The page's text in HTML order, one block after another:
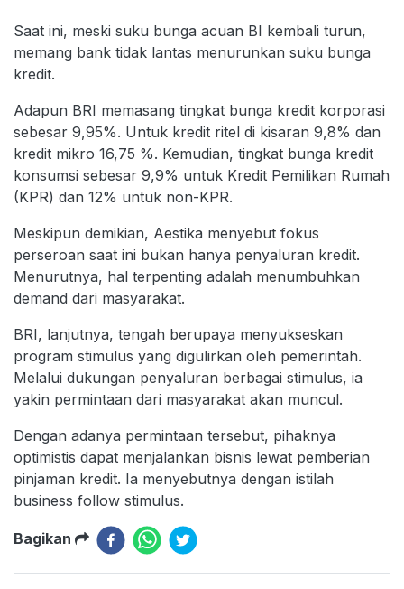
Saat ini, meski suku bunga acuan BI kembali turun,
memang bank tidak lantas menurunkan suku bunga
kredit.
Adapun BRI memasang tingkat bunga kredit korporasi
sebesar 9,95%. Untuk kredit ritel di kisaran 9,8% dan
kredit mikro 16,75 %. Kemudian, tingkat bunga kredit
konsumsi sebesar 9,9% untuk Kredit Pemilikan Rumah
(KPR) dan 12% untuk non-KPR.
Meskipun demikian, Aestika menyebut fokus
perseroan saat ini bukan hanya penyaluran kredit.
Menurutnya, hal terpenting adalah menumbuhkan
demand dari masyarakat.
BRI, lanjutnya, tengah berupaya menyukseskan
program stimulus yang digulirkan oleh pemerintah.
Melalui dukungan penyaluran berbagai stimulus, ia
yakin permintaan dari masyarakat akan muncul.
Dengan adanya permintaan tersebut, pihaknya
optimistis dapat menjalankan bisnis lewat pemberian
pinjaman kredit. Ia menyebutnya dengan istilah
business follow stimulus.
Bagikan